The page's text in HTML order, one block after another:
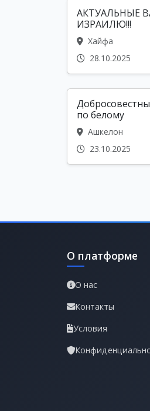
АКТУАЛЬНЫЕ
ИЗРАИЛЮ!!!
Хайфа
28.10.2025
по белому
Ашкелон
23.10.2025
О платформе
О нас
Контакты
Условия